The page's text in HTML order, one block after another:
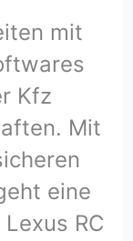
mit
Kfz
Mit
eine
RC